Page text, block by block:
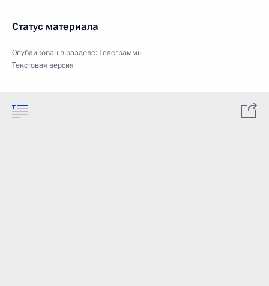
Статус материала
Опубликован в разделе:Телеграммы
Текстовая версия